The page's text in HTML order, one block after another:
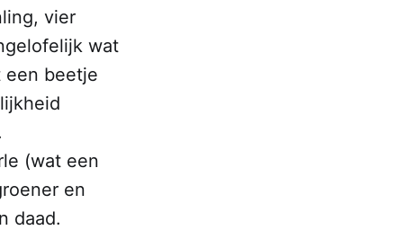
vier
wat
een beetje
(wat een
en
daad.